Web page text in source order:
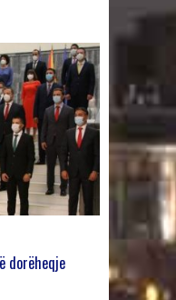
dorëheqje